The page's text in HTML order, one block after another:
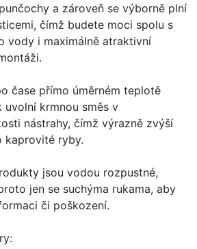
a zároveň se výborně plní
čímž budete moci spolu s
vody i maximálně atraktivní
čase přímo úměrném teplotě
krmnou směs v
nástrahy, čímž výrazně zvýší
kaprovité ryby.
jsou vodou rozpustné,
jen se suchýma rukama, aby
či poškození.